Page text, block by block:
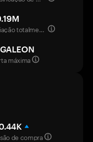
Avaliação totalmente diluída
máxima
de compra